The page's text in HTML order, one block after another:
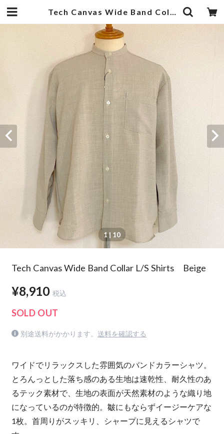
Tech Canvas Wide Band Collar L/S Shirts Beige | 武蔵小杉のセレクトショップ【ナクール】-nakool-
1| 10
Tech Canvas Wide Band Collar L/S Shirts Beige
¥8,910 税込
SOLD OUT
別途送料がかかります。 送料を確認する
ワイドでリラックスした雰囲気のバンドカラーシャツ。
とろんっとした落ち感のある生地は速乾性、耐久性のあ
るテック素材で、生地の表面が天然素材のような織り地
になっているのが特徴的。皺にもならずイージーケアな
1枚。首周りがスッキリ、シャープに見えるシャツで